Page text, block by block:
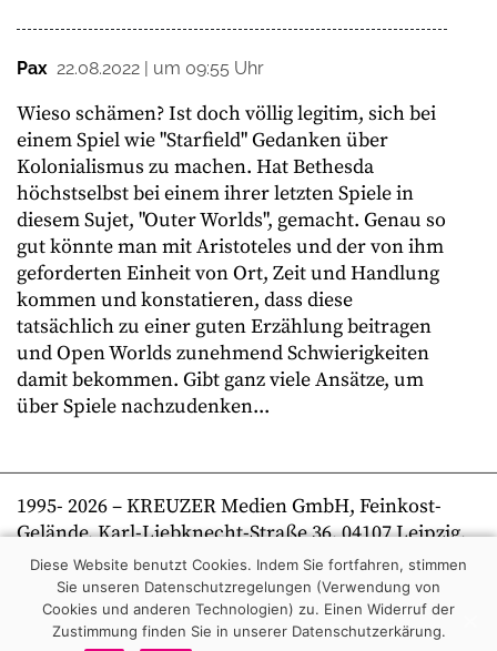
Pax 22.08.2022 | um 09:55 Uhr
Wieso schämen? Ist doch völlig legitim, sich bei
einem Spiel wie "Starfield" Gedanken über
Kolonialismus zu machen. Hat Bethesda
höchstselbst bei einem ihrer letzten Spiele in
diesem Sujet, "Outer Worlds", gemacht. Genau so
gut könnte man mit Aristoteles und der von ihm
geforderten Einheit von Ort, Zeit und Handlung
kommen und konstatieren, dass diese
tatsächlich zu einer guten Erzählung beitragen
und Open Worlds zunehmend Schwierigkeiten
damit bekommen. Gibt ganz viele Ansätze, um
über Spiele nachzudenken...
1995- 2026– KREUZER Medien GmbH, Feinkost-
Gelände, Karl-Liebknecht-Straße 36, 04107 Leipzig,
Telefon +49 341 269 80 0 | kreuzer online
Diese Website benutzt Cookies. Indem Sie fortfahren, stimmen
Sie unseren Datenschutzregelungen (Verwendung von
Cookies und anderen Technologien) zu. Einen Widerruf der
Zustimmung finden Sie in unserer Datenschutzerkärung.